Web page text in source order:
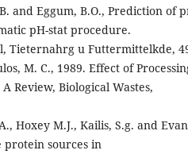
and Eggum, B.O., Prediction of
pH-stat procedure.
Tieternahrg u Futtermittelkde,
M. C., 1989. Effect of
Review, Biological Wastes,
Hoxey M.J., Kailis, S.g. and
sources in